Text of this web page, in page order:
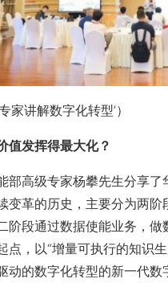
家讲解数字化转型’）
值发挥得最大化？
部高级专家杨攀先生分享
变革的历史，主要分为两
阶段通过数据使能业务，
点，以“增量可执行的知识
动的数字化转型的新一代